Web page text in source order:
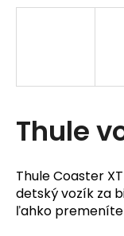
Thule
Thule Coaster
detský vozík za
ľahko
j
ť
?